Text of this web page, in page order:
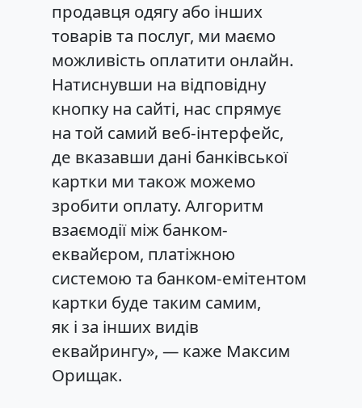
продавця одягу або інших
товарів та послуг, ми маємо
можливість оплатити онлайн.
Натиснувши на відповідну
кнопку на сайті, нас спрямує
на той самий веб-інтерфейс,
де вказавши дані банківської
картки ми також можемо
зробити оплату. Алгоритм
взаємодії між банком-
еквайєром, платіжною
системою та банком-емітентом
картки буде таким самим,
як і за інших видів
еквайрингу», — каже Максим
Орищак.